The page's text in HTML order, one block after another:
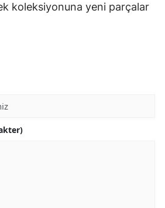
koleksiyonuna yeni parçalar